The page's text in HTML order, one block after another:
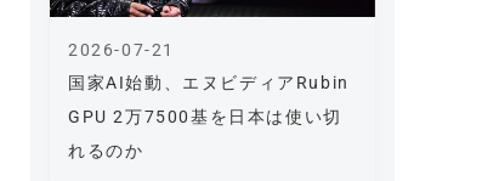
国家AI始動、エヌビディアRubin
GPU 2万7500基を日本は使い切
れるのか
2026-07-21